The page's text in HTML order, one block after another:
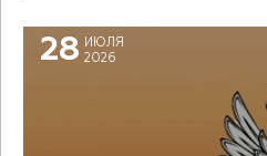
28
ИЮЛЯ
2026